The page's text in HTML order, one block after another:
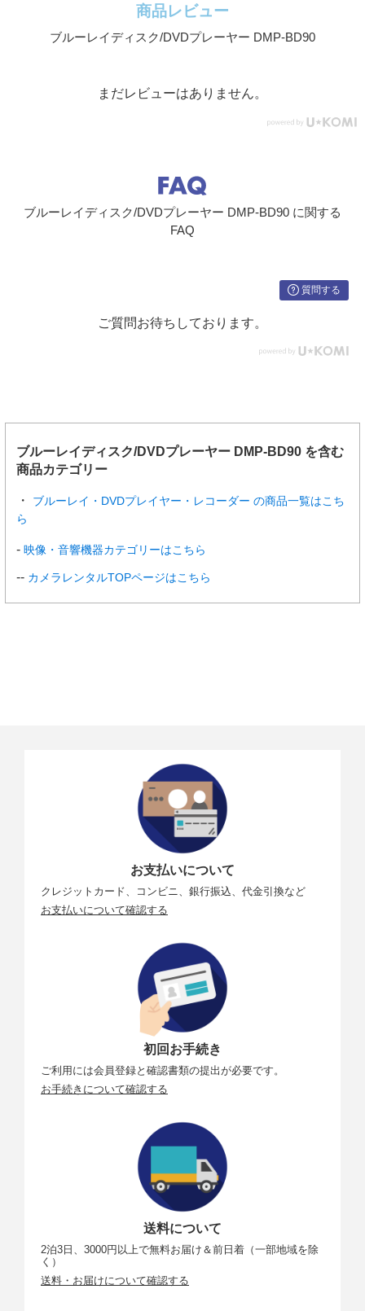
商品レビュー
ブルーレイディスク/DVDプレーヤー DMP-BD90
まだレビューはありません。
ブルーレイディスク/DVDプレーヤー DMP-BD90 に関する
FAQ
質問する
ご質問お待ちしております。
ブルーレイディスク/DVDプレーヤー DMP-BD90 を含む
商品カテゴリー
ブルーレイ・DVDプレイヤー・レコーダー の商品一覧はこち
ら
映像・音響機器カテゴリーはこちら
カメラレンタルTOPページはこちら
お支払いについて
クレジットカード、コンビニ、銀行振込、代金引換など
お支払いについて確認する
初回お手続き
ご利用には会員登録と確認書類の提出が必要です。
お手続きについて確認する
送料について
2泊3日、3000円以上で無料お届け＆前日着（一部地域を除
く）
送料・お届けについて確認する